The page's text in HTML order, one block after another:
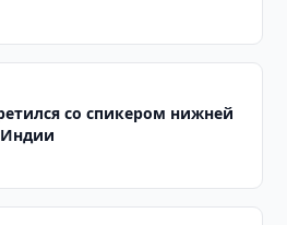
со спикером нижней
Индии